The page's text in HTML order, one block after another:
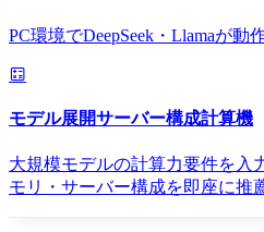
PC環境でDeepSeek・Llamaが動
モデル展開サーバー構成計算機
大規模モデルの計算力要件を入
モリ・サーバー構成を即座に推